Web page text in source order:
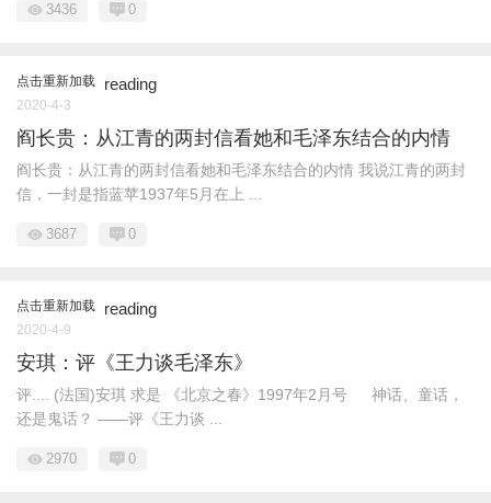
3436 0
点击重新加载 reading
2020-4-3
阎长贵：从江青的两封信看她和毛泽东结合的内情
阎长贵：从江青的两封信看她和毛泽东结合的内情 我说江青的两封
信，一封是指蓝苹1937年5月在上 ...
3687 0
点击重新加载 reading
2020-4-9
安琪：评《王力谈毛泽东》
评.... (法国)安琪 求是 《北京之春》1997年2月号 神话、童话，
还是鬼话？ ——评《王力谈 ...
2970 0